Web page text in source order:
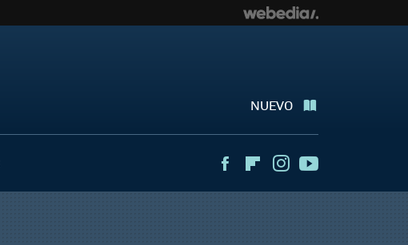
NUEVO
FacebookFlipboardInstagram